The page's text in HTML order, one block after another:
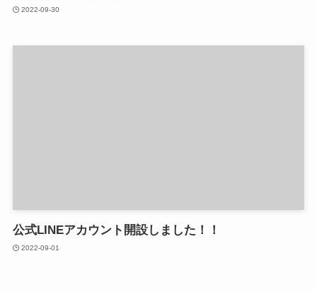
2022-09-30
公式LINEアカウント開設しました！！
2022-09-01